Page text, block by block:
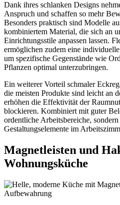
Dank ihres schlanken Designs
Anspruch und schaffen so mehr
Besonders praktisch sind Modelle
kombiniertem Material, die sich an
Einrichtungsstile anpassen lassen.
ermöglichen zudem eine
um spezifische Gegenstände wie
Pflanzen optimal unterzubringen.
Ein weiterer Vorteil schmaler
die meisten Produkte sind leicht an
erhöhen die Effektivität der
blockieren. Kombiniert mit guter
ordentliche Arbeitsbereiche,
Gestaltungselemente im
Magnetleisten und
Wohnungsküche